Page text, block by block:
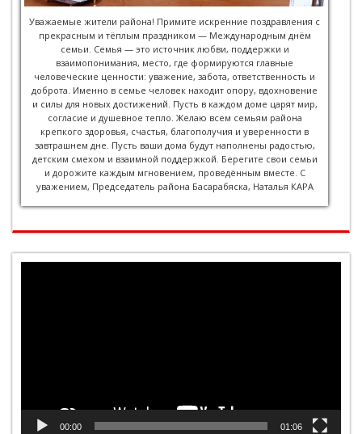
Уважаемые жители района! Примите искренние поздравления с
прекрасным и тёплым праздником — Международным днём
семьи. Семья — это источник любви, поддержки и
взаимопонимания, место, где формируются главные
человеческие ценности: уважение, забота, ответственность и
доброта. Именно в семье человек находит опору, вдохновение
и силы для новых достижений. Пусть в каждом доме царят мир,
согласие и душевное тепло. Желаю всем семьям района
крепкого здоровья, счастья, благополучия и уверенности в
завтрашнем дне. Пусть ваши дома будут наполнены радостью,
детским смехом и взаимной поддержкой. Берегите свои семьи
и дорожите каждым мгновением, проведённым вместе. С
уважением, Председатель района Басарабяска, Наталья КАРА
00:00 01:06